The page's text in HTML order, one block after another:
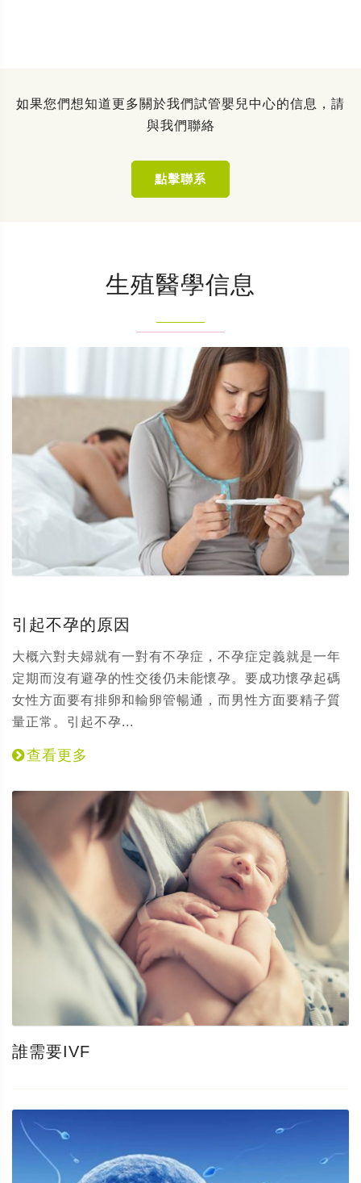
如果您們想知道更多關於我們試管嬰兒中心的信息，請
與我們聯絡
點擊聯系
生殖醫學信息
引起不孕的原因
大概六對夫婦就有一對有不孕症，不孕症定義就是一年
定期而沒有避孕的性交後仍未能懷孕。要成功懷孕起碼
女性方面要有排卵和輸卵管暢通，而男性方面要精子質
量正常。引起不孕...
查看更多
誰需要IVF